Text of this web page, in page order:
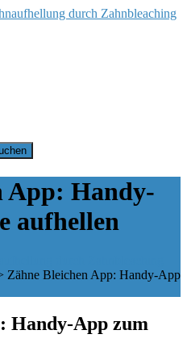
App: Handy-
aufhellen
Zähne Bleichen App: Handy-App
Handy-App zum